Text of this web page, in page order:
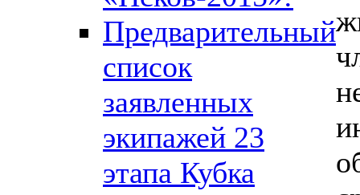
Предварительный
список
заявленных
экипажей 23
этапа Кубка